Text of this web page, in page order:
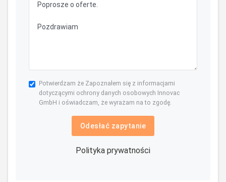
Potwierdzam że Zapoznałem się z informacjami
dotyczącymi ochrony danych osobowych Innovac
GmbH i oświadczam, że wyrażam na to zgodę.
Odesłać zapytanie
Polityka prywatności